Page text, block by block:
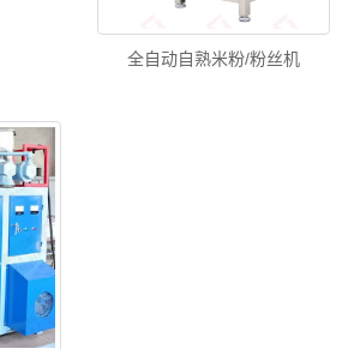
全自动自熟米粉/粉丝机